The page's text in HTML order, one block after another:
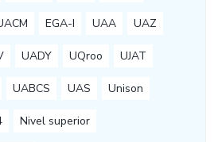
EGA-I UAA UAZ
UADY UQroo UJAT
UABCS UAS Unison
Nivel superior